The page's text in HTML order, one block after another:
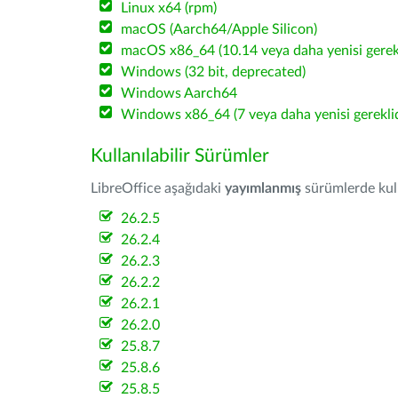
Linux x64 (rpm)
macOS (Aarch64/Apple Silicon)
macOS x86_64 (10.14 veya daha yenisi
Windows (32 bit, deprecated)
Windows Aarch64
Windows x86_64 (7 veya daha yenisi
Kullanılabilir Sürümler
LibreOffice aşağıdaki yayımlanmış sürümlerde
26.2.5
26.2.4
26.2.3
26.2.2
26.2.1
26.2.0
25.8.7
25.8.6
25.8.5